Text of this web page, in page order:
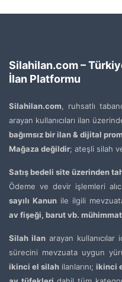
Silahilan.com –
İlan Platformu
Silahilan.com, ruhsatlı
arayan kullanıcıları ilan
bağımsız bir ilan & dijital
Mağaza değildir; ateşli silah
Satış bedeli site üzerinden
Ödeme ve devir işlemleri
sayılı Kanunile ilgili mevzuata
av fişeği, barut vb.
Silah ilanarayan kullanıcılar
sürecini mevzuata uygun
ikinci el silah ilanlarını;ikinci